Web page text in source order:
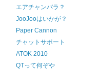
エアチャンバラ？
JooJooはいかが？
Paper Cannon
チャットサポート
ATOK 2010
QTって何ぞや